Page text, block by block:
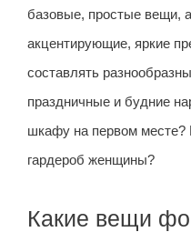
базовые, простые вещи,
акцентирующие, яркие
составлять
праздничные и будние
шкафу на первом месте?
гардероб женщины?
Какие вещи